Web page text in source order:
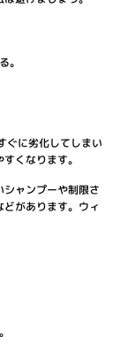
。
ぐに劣化してしまい
くなります。
ャンプーや制限さ
があります。ウィ